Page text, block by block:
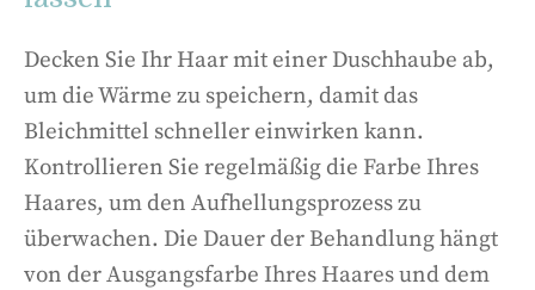
Decken Sie Ihr Haar mit einer Duschhaube ab,
um die Wärme zu speichern, damit das
Bleichmittel schneller einwirken kann.
Kontrollieren Sie regelmäßig die Farbe Ihres
Haares, um den Aufhellungsprozess zu
überwachen. Die Dauer der Behandlung hängt
von der Ausgangsfarbe Ihres Haares und dem